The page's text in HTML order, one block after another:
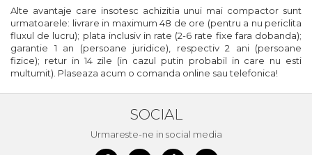
Palan
Cheie & Adaptor Dinamometric
Echipamente de Siguranta Auto
Capsator Manual
Poansoane Cifre & Litere
Nicovala fierarie
Industriale
Dezumidificatoare de Aer
Profesionale Industriale
Acumulatori & Incarcatoare
Statii & Masini Universale de
Alte avantaje care insotesc achizitia unui mai compactor sunt
urmatoarele: livrare in maximum 48 de ore (pentru a nu periclita
fluxul de lucru); plata inclusiv in rate (2-6 rate fixe fara dobanda);
garantie 1 an (persoane juridice), respectiv 2 ani (persoane
fizice); retur in 14 zile (in cazul putin probabil in care nu esti
multumit). Plaseaza acum o comanda online sau telefonica!
SOCIAL
Urmareste-ne in social media